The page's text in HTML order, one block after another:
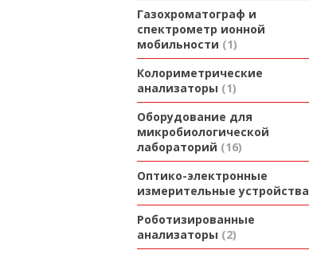
Газохроматограф и
спектрометр ионной
мобильности
1
Колориметрические
анализаторы
1
Оборудование для
микробиологической
лабораторий
16
Оптико-электронные
измерительные устройства
Роботизированные
анализаторы
2